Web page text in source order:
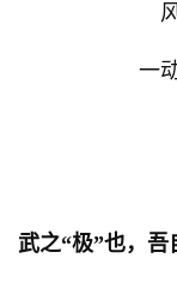
一
武之“极”也，吾